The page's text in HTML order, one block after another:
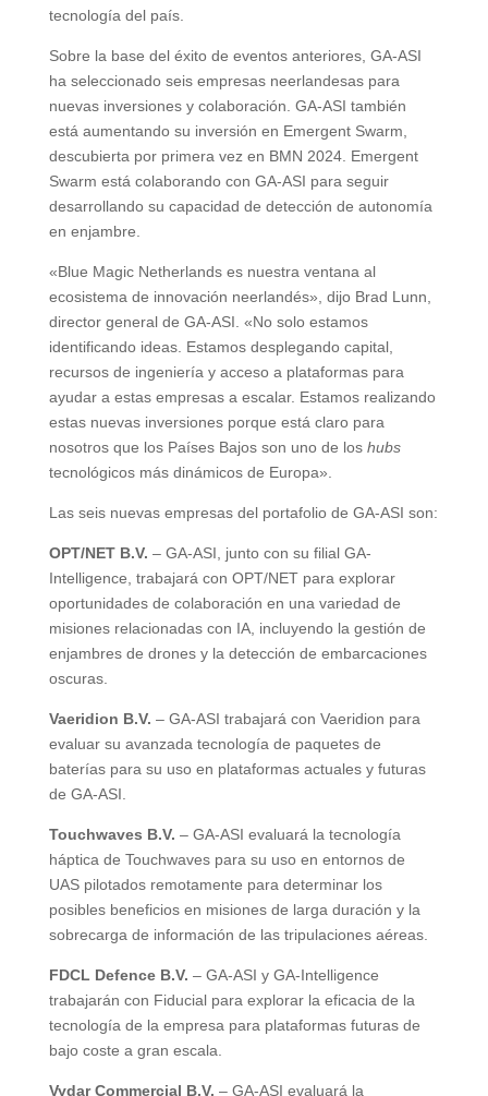
tecnología del país.
Sobre la base del éxito de eventos anteriores, GA-ASI
ha seleccionado seis empresas neerlandesas para
nuevas inversiones y colaboración. GA-ASI también
está aumentando su inversión en Emergent Swarm,
descubierta por primera vez en BMN 2024. Emergent
Swarm está colaborando con GA-ASI para seguir
desarrollando su capacidad de detección de autonomía
en enjambre.
«Blue Magic Netherlands es nuestra ventana al
ecosistema de innovación neerlandés», dijo Brad Lunn,
director general de GA-ASI. «No solo estamos
identificando ideas. Estamos desplegando capital,
recursos de ingeniería y acceso a plataformas para
ayudar a estas empresas a escalar. Estamos realizando
estas nuevas inversiones porque está claro para
nosotros que los Países Bajos son uno de los hubs
tecnológicos más dinámicos de Europa».
Las seis nuevas empresas del portafolio de GA-ASI son:
OPT/NET B.V. – GA-ASI, junto con su filial GA-
Intelligence, trabajará con OPT/NET para explorar
oportunidades de colaboración en una variedad de
misiones relacionadas con IA, incluyendo la gestión de
enjambres de drones y la detección de embarcaciones
oscuras.
Vaeridion B.V. – GA-ASI trabajará con Vaeridion para
evaluar su avanzada tecnología de paquetes de
baterías para su uso en plataformas actuales y futuras
de GA-ASI.
Touchwaves B.V. – GA-ASI evaluará la tecnología
háptica de Touchwaves para su uso en entornos de
UAS pilotados remotamente para determinar los
posibles beneficios en misiones de larga duración y la
sobrecarga de información de las tripulaciones aéreas.
FDCL Defence B.V. – GA-ASI y GA-Intelligence
trabajarán con Fiducial para explorar la eficacia de la
tecnología de la empresa para plataformas futuras de
bajo coste a gran escala.
Vydar Commercial B.V. – GA-ASI evaluará la